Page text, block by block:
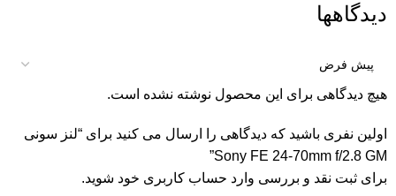
دیدگاهها
هیچ دیدگاهی برای این محصول نوشته نشده است.
اولین نفری باشید که دیدگاهی را ارسال می کنید برای “لنز سونی
Sony FE 24-70mm f/2.8 GM”
برای ثبت نقد و بررسی وارد حساب کاربری خود شوید.